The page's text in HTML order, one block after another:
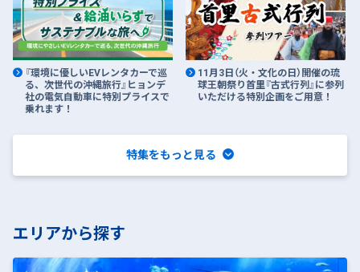
『環境に優しいEVレンタカーで巡
る、次世代の沖縄旅行』ヒョンデ
社の電気自動車に特別プライスで
乗れます！
11月3日（火・文化の日）開催の琉
球王朝祭り首里『古式行列』に参列
いただける特別企画をご用意！
特集をもっと見る
エリアから探す